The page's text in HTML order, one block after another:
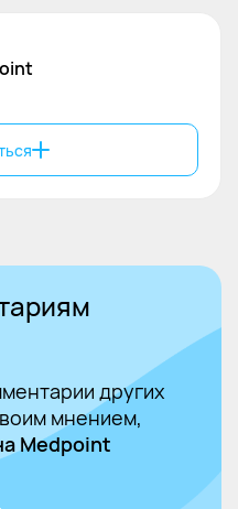
других
мнением,
Medpoint